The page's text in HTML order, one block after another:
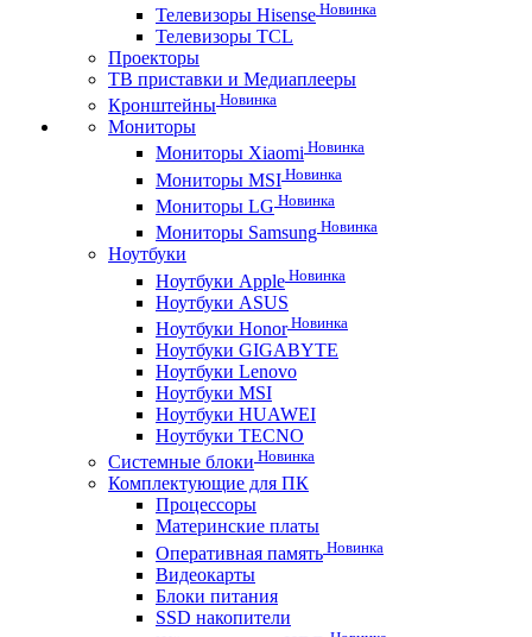
Телевизоры Hisense Новинка
Телевизоры TCL
Проекторы
ТВ приставки и Медиаплееры
Кронштейны Новинка
Мониторы
Мониторы Xiaomi Новинка
Мониторы MSI Новинка
Мониторы LG Новинка
Мониторы Samsung Новинка
Ноутбуки
Ноутбуки Apple Новинка
Ноутбуки ASUS
Ноутбуки HonorНовинка
Ноутбуки GIGABYTE
Ноутбуки Lenovo
Ноутбуки MSI
Ноутбуки HUAWEI
Ноутбуки TECNO
Системные блоки Новинка
Комплектующие для ПК
Процессоры
Материнские платы
Оперативная память Новинка
Видеокарты
Блоки питания
SSD накопители